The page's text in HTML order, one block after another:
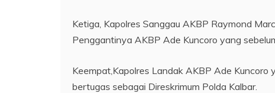
Ketiga, Kapolres Sanggau AKBP Raymond
Penggantinya AKBP Ade Kuncoro yang
Keempat,Kapolres Landak AKBP Ade
bertugas sebagai Direskrimum Polda Kalbar.